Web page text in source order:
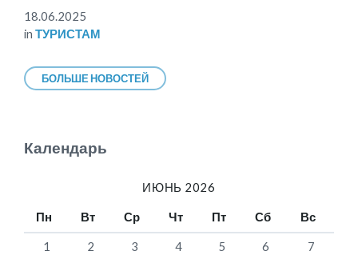
18.06.2025
in ТУРИСТАМ
БОЛЬШЕ НОВОСТЕЙ
Календарь
ИЮНЬ 2026
Пн Вт Ср Чт Пт Сб Вс
1 2 3 4 5 6
7